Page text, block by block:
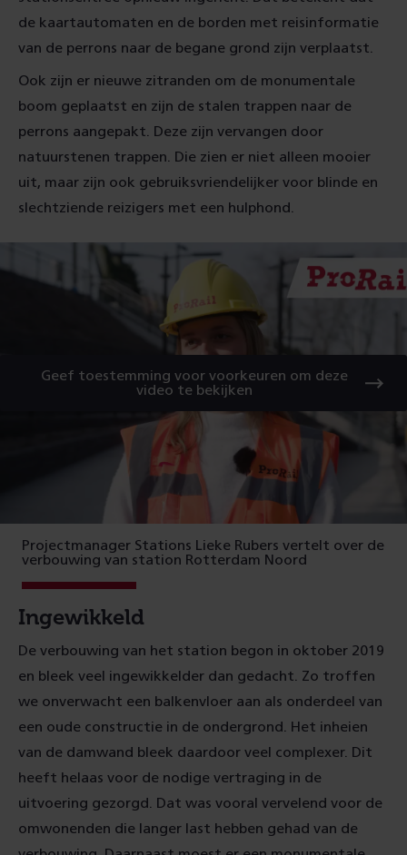
de kaartautomaten en de borden met reisinformatie
van de perrons naar de begane grond zijn verplaatst.
Ook zijn er nieuwe zitranden om de monumentale
boom geplaatst en zijn de stalen trappen naar de
perrons aangepakt. Deze zijn vervangen door
natuurstenen trappen. Die zien er niet alleen mooier
uit, maar zijn ook gebruiksvriendelijker voor blinde en
slechtziende reizigers met een hulphond.
Projectmanager Stations Lieke Rubers vertelt over de
verbouwing van station Rotterdam Noord
Geef toestemming voor voorkeuren om deze
video te bekijken
Ingewikkeld
De verbouwing van het station begon in oktober 2019
en bleek veel ingewikkelder dan gedacht. Zo troffen
we onverwacht een balkenvloer aan als onderdeel van
een oude constructie in de ondergrond. Het inheien
van de damwand bleek daardoor veel complexer. Dit
heeft helaas voor de nodige vertraging in de
uitvoering gezorgd. Dat was vooral vervelend voor de
omwonenden die langer last hebben gehad van de